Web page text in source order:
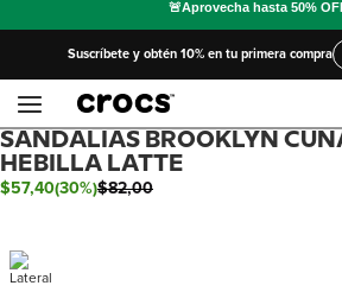
Suscríbete y obtén 10% en tu primera compra
SANDALIAS BROOKLYN
HEBILLA LATTE
$57,40(30%)$82,00